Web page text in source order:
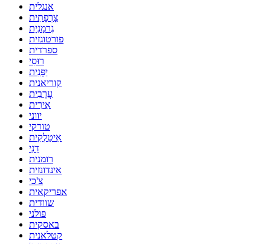
אנגלית
צָרְפָתִית
גֶרמָנִיָת
פורטוגזית
ספרדית
רוּסִי
יַפָּנִית
קוריאנית
עֲרָבִית
אִירִית
יווני
טורקי
אִיטַלְקִית
דַנִי
רומנית
אינדונזית
צ'כי
אפריקאית
שוודית
פולני
באסקית
קטלאנית